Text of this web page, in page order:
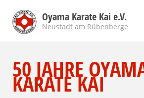
Oyama Karate Kai e.V.
Neustadt am Rübenberge
50 JAHRE
KARATE KAI